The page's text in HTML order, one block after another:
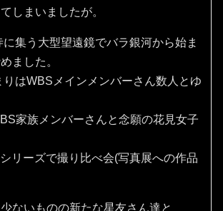
しまいましたが。
集う大型望遠鏡でバラ銀河から始ま
ました。
はWBSメインメンバーさん数人とゆ
家族メンバーさんと念願の花見女子
ーズで撮り比べ会(写真展への作品
ないものの新たな星友さん達と